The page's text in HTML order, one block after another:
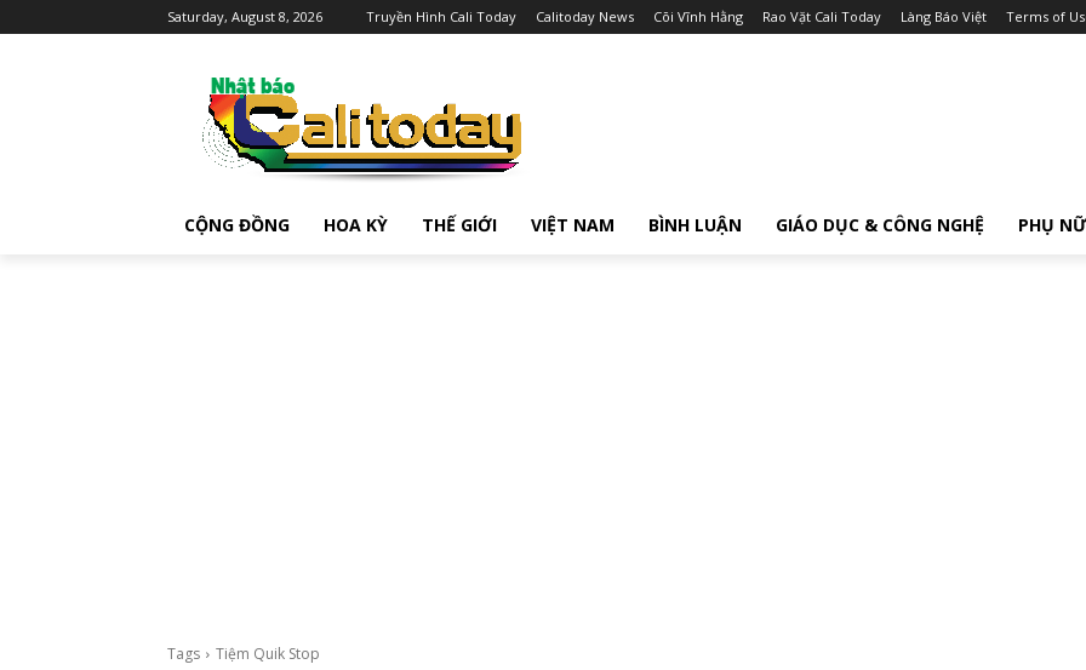
Saturday, August 8, 2026 Truyền Hình Cali Today Calitoday News Cõi Vĩnh Hằng Rao Vặt Cali Today Làng Báo Việt Terms of
CỘNG ĐỒNG HOA KỲ THẾ GIỚI VIỆT NAM BÌNH LUẬN GIÁO DỤC & CÔNG NGHỆ PHỤ NỮ
Tags Tiệm Quik Stop